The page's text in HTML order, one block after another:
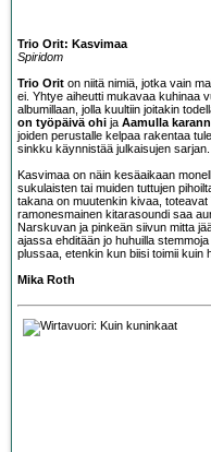
Trio Orit: Kasvimaa
Spiridom
Trio Orit on niitä nimiä, jotka vain
ei. Yhtye aiheutti mukavaa kuhinaa
albumillaan, jolla kuultiin joitakin
on työpäivä ohi ja Aamulla
joiden perustalle kelpaa rakentaa
sinkku käynnistää julkaisujen sarjan.
Kasvimaa on näin kesäaikaan
sukulaisten tai muiden tuttujen
takana on muutenkin kivaa,
ramonesmainen kitarasoundi saa
Narskuvan ja pinkeän siivun mitta
ajassa ehditään jo huhuilla
plussaa, etenkin kun biisi toimii kuin
Mika Roth